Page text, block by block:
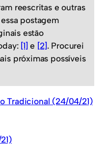
reescritas e outras
postagem
estão
[1]e [2]. Procurei
próximas possíveis
Tradicional (24/04/21)